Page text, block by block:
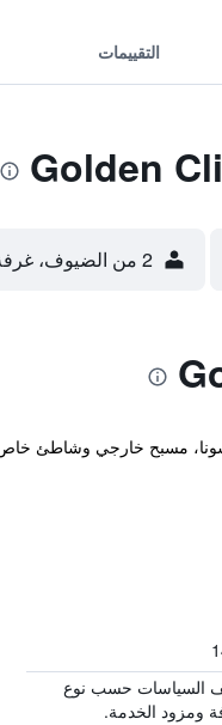
التقييمات
2 من الضيوف، غرفة واحدة
السياسات حسب نوع
ومزود الخدمة.